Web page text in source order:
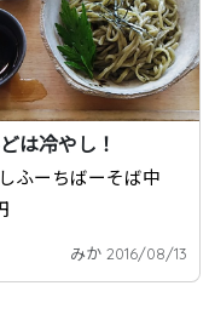
は冷やし！
ふーちばーそば中
みか 2016/08/13